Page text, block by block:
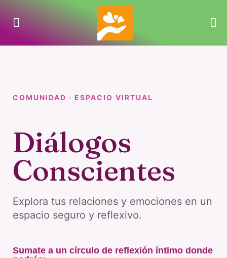
COMUNIDAD · ESPACIO VIRTUAL
Diálogos
Conscientes
Explora tus relaciones y emociones en un
espacio seguro y reflexivo.
Sumate a un círculo de reflexión íntimo donde